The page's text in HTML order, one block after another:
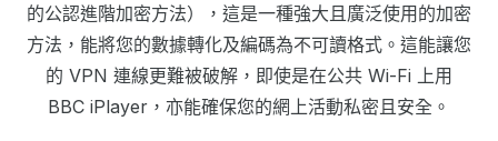
的公認進階加密方法），這是一種強大且廣泛使用的加密
方法，能將您的數據轉化及編碼為不可讀格式。這能讓您
的 VPN 連線更難被破解，即使是在公共 Wi-Fi 上用
BBC iPlayer，亦能確保您的網上活動私密且安全。